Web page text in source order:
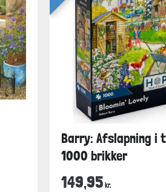
Barry: Afslapning i
1000 brikker
149,95 kr.